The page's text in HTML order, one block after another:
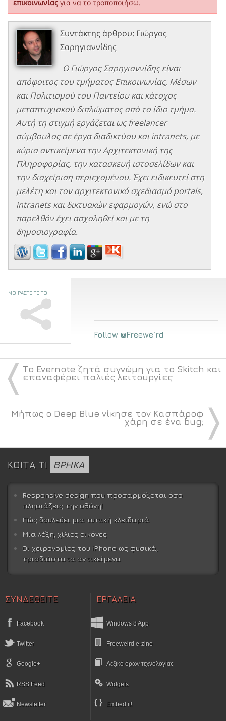
επικοινωνίας για να το τροποποιήσω.
Συντάκτης άρθρου: Γιώργος
Σαρηγιαννίδης
Ο Γιώργος Σαρηγιαννίδης είναι
απόφοιτος του τμήματος Επικοινωνίας, Μέσων
και Πολιτισμού του Παντείου και κάτοχος
μεταπτυχιακού διπλώματος από το ίδιο τμήμα.
Αυτή τη στιγμή εργάζεται ως freelancer
σύμβουλος σε έργα διαδικτύου και intranets, με
κύρια αντικείμενα την Αρχιτεκτονική της
Πληροφορίας, την κατασκευή ιστοσελίδων και
την διαχείριση περιεχομένου. Έχει ειδικευτεί στη
μελέτη και τον αρχιτεκτονικό σχεδιασμό portals,
intranets και δικτυακών εφαρμογών, ενώ στο
παρελθόν έχει ασχοληθεί και με τη
δημοσιογραφία.
ΜΟΙΡΑΣΤΕΙΤΕ ΤΟ
Follow @Freeweird
〈 Το Evernote ζητά συγνώμη για το Skitch και
επαναφέρει παλιές λειτουργίες
〉
Μήπως ο Deep Blue νίκησε τον Κασπάροφ
χάρη σε ένα bug;
ΚΟΙΤΑ ΤΙ ΒΡΗΚΑ
Responsive design που προσαρμόζεται όσο
πλησιάζεις την οθόνη!
Πώς δουλεύει μια τυπική κλειδαριά
Μια λέξη, χίλιες εικόνες
Οι χειρονομίες του iPhone ως φυσικά,
τρισδιάστατα αντικείμενα
ΣΥΝΔΕΘΕΙΤΕ
Facebook
Twitter
Google+
RSS Feed
Newsletter
ΕΡΓΑΛΕΙΑ
Windows 8 App
Freeweird e-zine
Λεξικό όρων τεχνολογίας
Widgets
Embed it!